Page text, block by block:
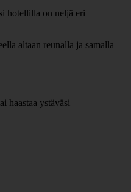
hotellilla on neljä eri
altaan reunalla ja samalla
haastaa ystäväsi